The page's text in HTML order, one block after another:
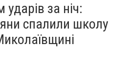
перезавантаження
ПАРТНЕРСЬКИЙ СПЕЦПРОЄКТ
ударів за ніч:
спалили школу